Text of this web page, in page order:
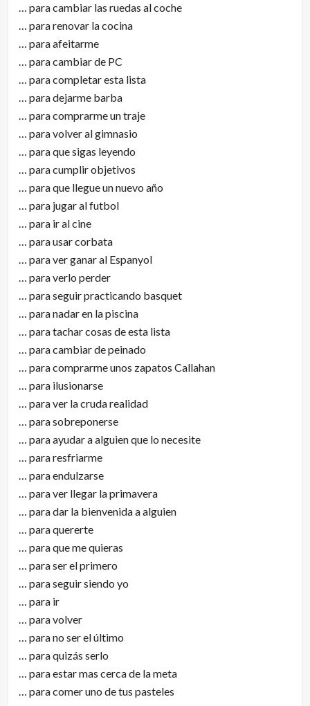
… para cambiar las ruedas al coche
… para renovar la cocina
… para afeitarme
… para cambiar de PC
… para completar esta lista
… para dejarme barba
… para comprarme un traje
… para volver al gimnasio
… para que sigas leyendo
… para cumplir objetivos
… para que llegue un nuevo año
… para jugar al futbol
… para ir al cine
… para usar corbata
… para ver ganar al Espanyol
… para verlo perder
… para seguir practicando basquet
… para nadar en la piscina
… para tachar cosas de esta lista
… para cambiar de peinado
… para comprarme unos zapatos Callahan
… para ilusionarse
… para ver la cruda realidad
… para sobreponerse
… para ayudar a alguien que lo necesite
… para resfriarme
… para endulzarse
… para ver llegar la primavera
… para dar la bienvenida a alguien
… para quererte
… para que me quieras
… para ser el primero
… para seguir siendo yo
… para ir
… para volver
… para no ser el último
… para quizás serlo
… para estar mas cerca de la meta
… para comer uno de tus pasteles